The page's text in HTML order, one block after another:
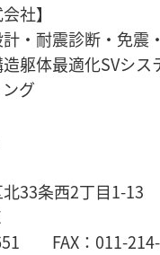
社】
・耐震診断・免震
躯体最適化SVシス
グ
33条西2丁目1-13
FAX：011-